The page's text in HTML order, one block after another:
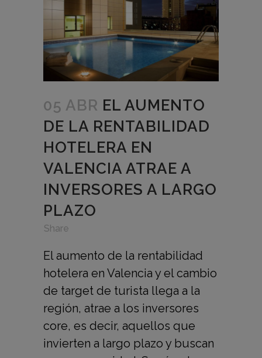
05 ABR EL AUMENTO
DE LA RENTABILIDAD
HOTELERA EN
VALENCIA ATRAE A
INVERSORES A LARGO
PLAZO
Share
El aumento de la rentabilidad
hotelera en Valencia y el cambio
de target de turista llega a la
región, atrae a los inversores
core, es decir, aquellos que
invierten a largo plazo y buscan